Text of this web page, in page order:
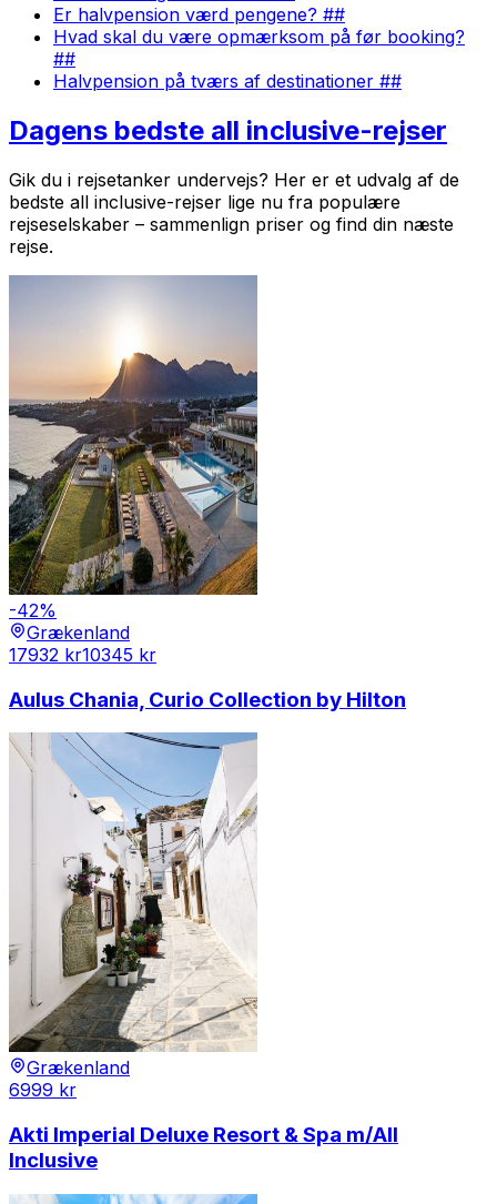
Er halvpension værd pengene? ##
Hvad skal du være opmærksom på før booking?
##
Halvpension på tværs af destinationer ##
Dagens bedste all inclusive-rejser
Gik du i rejsetanker undervejs? Her er et udvalg af de
bedste all inclusive-rejser lige nu fra populære
rejseselskaber – sammenlign priser og find din næste
rejse.
-42%
Grækenland
17932 kr10345 kr
Aulus Chania, Curio Collection by Hilton
Grækenland
6999 kr
Akti Imperial Deluxe Resort & Spa m/All
Inclusive